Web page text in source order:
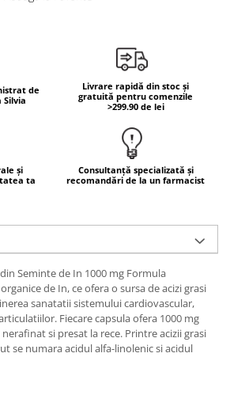
Protein)
de
Livrare rapidă din stoc și
gratuită pentru comenzile
>299.90 de lei
și
ta
Consultanță specializată și
recomandări de la un farmacist
Seminte de In 1000 mg Formula
de In, ce ofera o sursa de acizi grasi
sanatatii sistemului cardiovascular,
Fiecare capsula ofera 1000 mg
si presat la rece. Printre acizii grasi
se numara acidul alfa-linolenic si acidul